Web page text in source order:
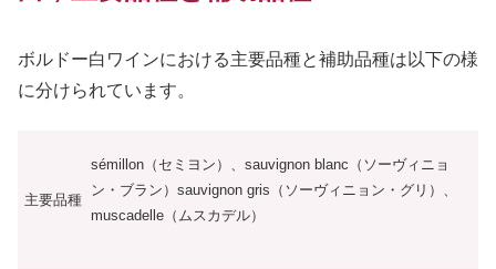
ボルドー白ワインにおける主要品種と補助品種は以下の様
に分けられています。
主要品種
sémillon（セミヨン）、sauvignon blanc（ソーヴィニョ
ン・ブラン）sauvignon gris（ソーヴィニョン・グリ）、
muscadelle（ムスカデル）